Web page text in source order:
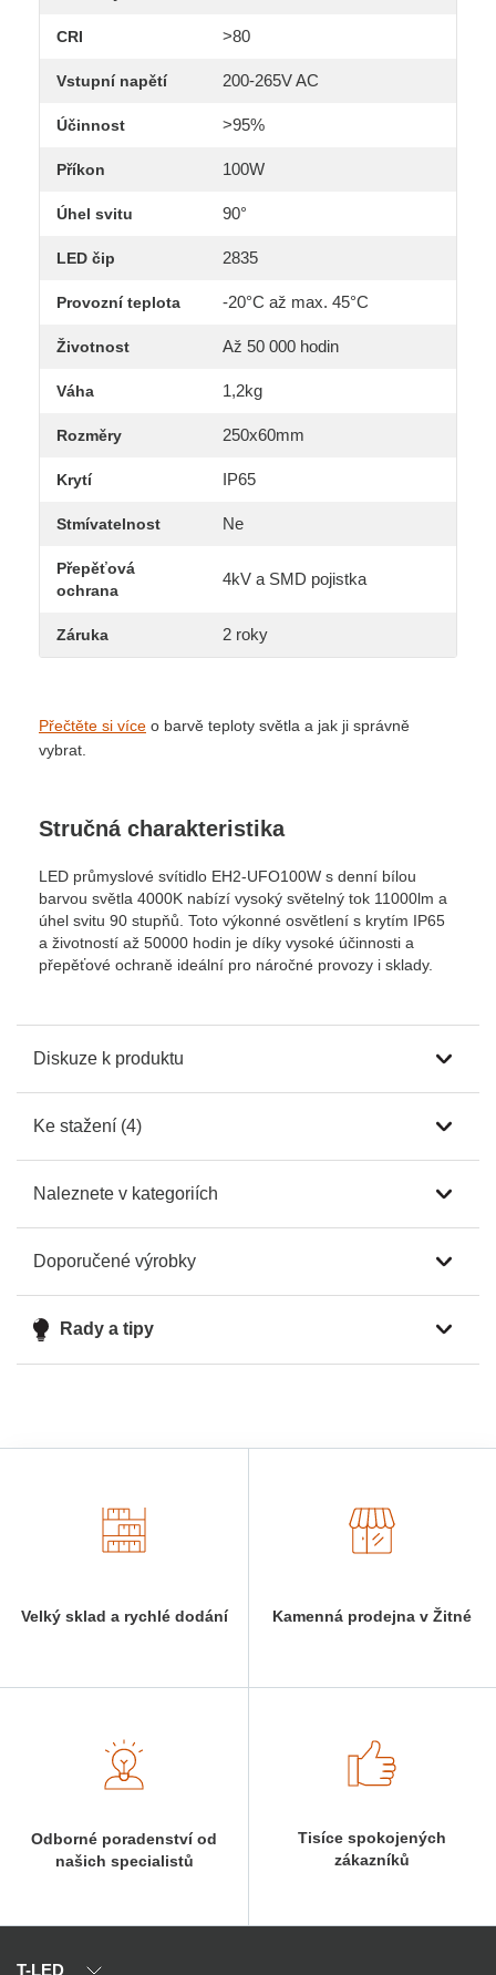
CRI >80
Vstupní napětí 200-265V AC
Účinnost >95%
Příkon 100W
Úhel svitu 90°
LED čip 2835
Provozní teplota -20°C až max. 45°C
Životnost Až 50 000 hodin
Váha 1,2kg
Rozměry 250x60mm
Krytí IP65
Stmívatelnost Ne
Přepěťová
ochrana
4kV a SMD pojistka
Záruka 2 roky
Přečtěte si více o barvě teploty světla a jak ji správně
vybrat.
Stručná charakteristika
LED průmyslové svítidlo EH2-UFO100W s denní bílou
barvou světla 4000K nabízí vysoký světelný tok 11000lm a
úhel svitu 90 stupňů. Toto výkonné osvětlení s krytím IP65
a životností až 50000 hodin je díky vysoké účinnosti a
přepěťové ochraně ideální pro náročné provozy i sklady.
Diskuze k produktu
Ke stažení (4)
Naleznete v kategoriích
Doporučené výrobky
Rady a tipy
Velký sklad a rychlé dodání Kamenná prodejna v Žitné
Odborné poradenství od
našich specialistů
Tisíce spokojených
zákazníků
T-LED